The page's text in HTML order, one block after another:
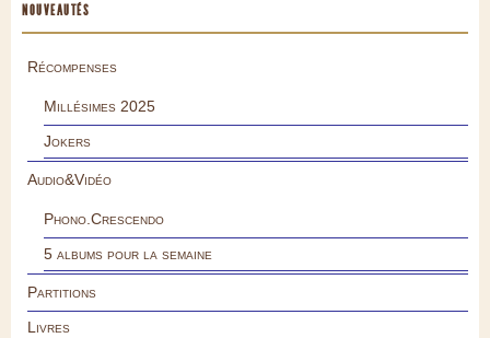
NOUVEAUTÉS
Récompenses
Millésimes 2025
Jokers
Audio&Vidéo
Phono.Crescendo
5 albums pour la semaine
Partitions
Livres